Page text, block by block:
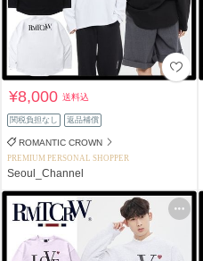
¥8,000送料込
関税負担なし 返品補償
ROMANTIC CROWN
PREMIUM PERSONAL SHOPPER
Seoul_Channel